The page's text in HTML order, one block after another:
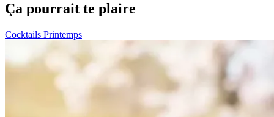
Ça pourrait te plaire
Cocktails Printemps